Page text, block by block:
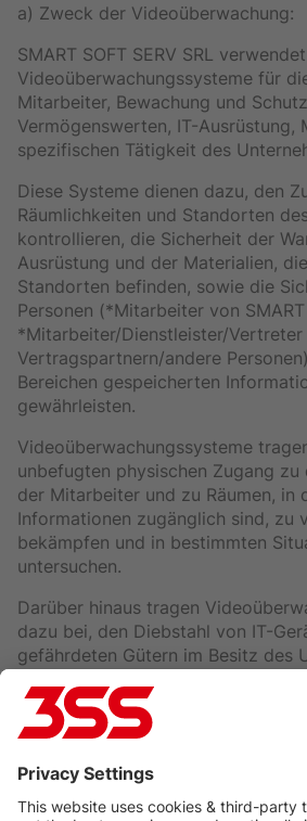
a) Zweck der Videoüberwachung:
SMART SOFT SERV SRL verwendet
Videoüberwachungssysteme für
Mitarbeiter, Bewachung und
Vermögenswerten, IT-Ausrüstung,
spezifischen Tätigkeit des
Diese Systeme dienen dazu, den
Räumlichkeiten und Standorten
kontrollieren, die Sicherheit der
Ausrüstung und der Materialien,
Standorten befinden, sowie die
Personen (*Mitarbeiter von SMART
*Mitarbeiter/Dienstleister/Vertreter
Vertragspartnern/andere
Bereichen gespeicherten
gewährleisten.
Videoüberwachungssysteme
unbefugten physischen Zugang zu
der Mitarbeiter und zu Räumen, in
Informationen zugänglich sind, zu
bekämpfen und in bestimmten
untersuchen.
Darüber hinaus tragen
dazu bei, den Diebstahl von IT-
gefährdeten Gütern im Besitz des
b) Zweckbindung:
Die Videoüberwachungssysteme
andere als die im vorstehenden
Zwecke verwendet werden. Sollte